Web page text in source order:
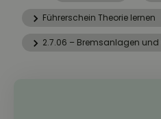
Führerschein Theorie lernen
2.7.06 – Bremsanlagen